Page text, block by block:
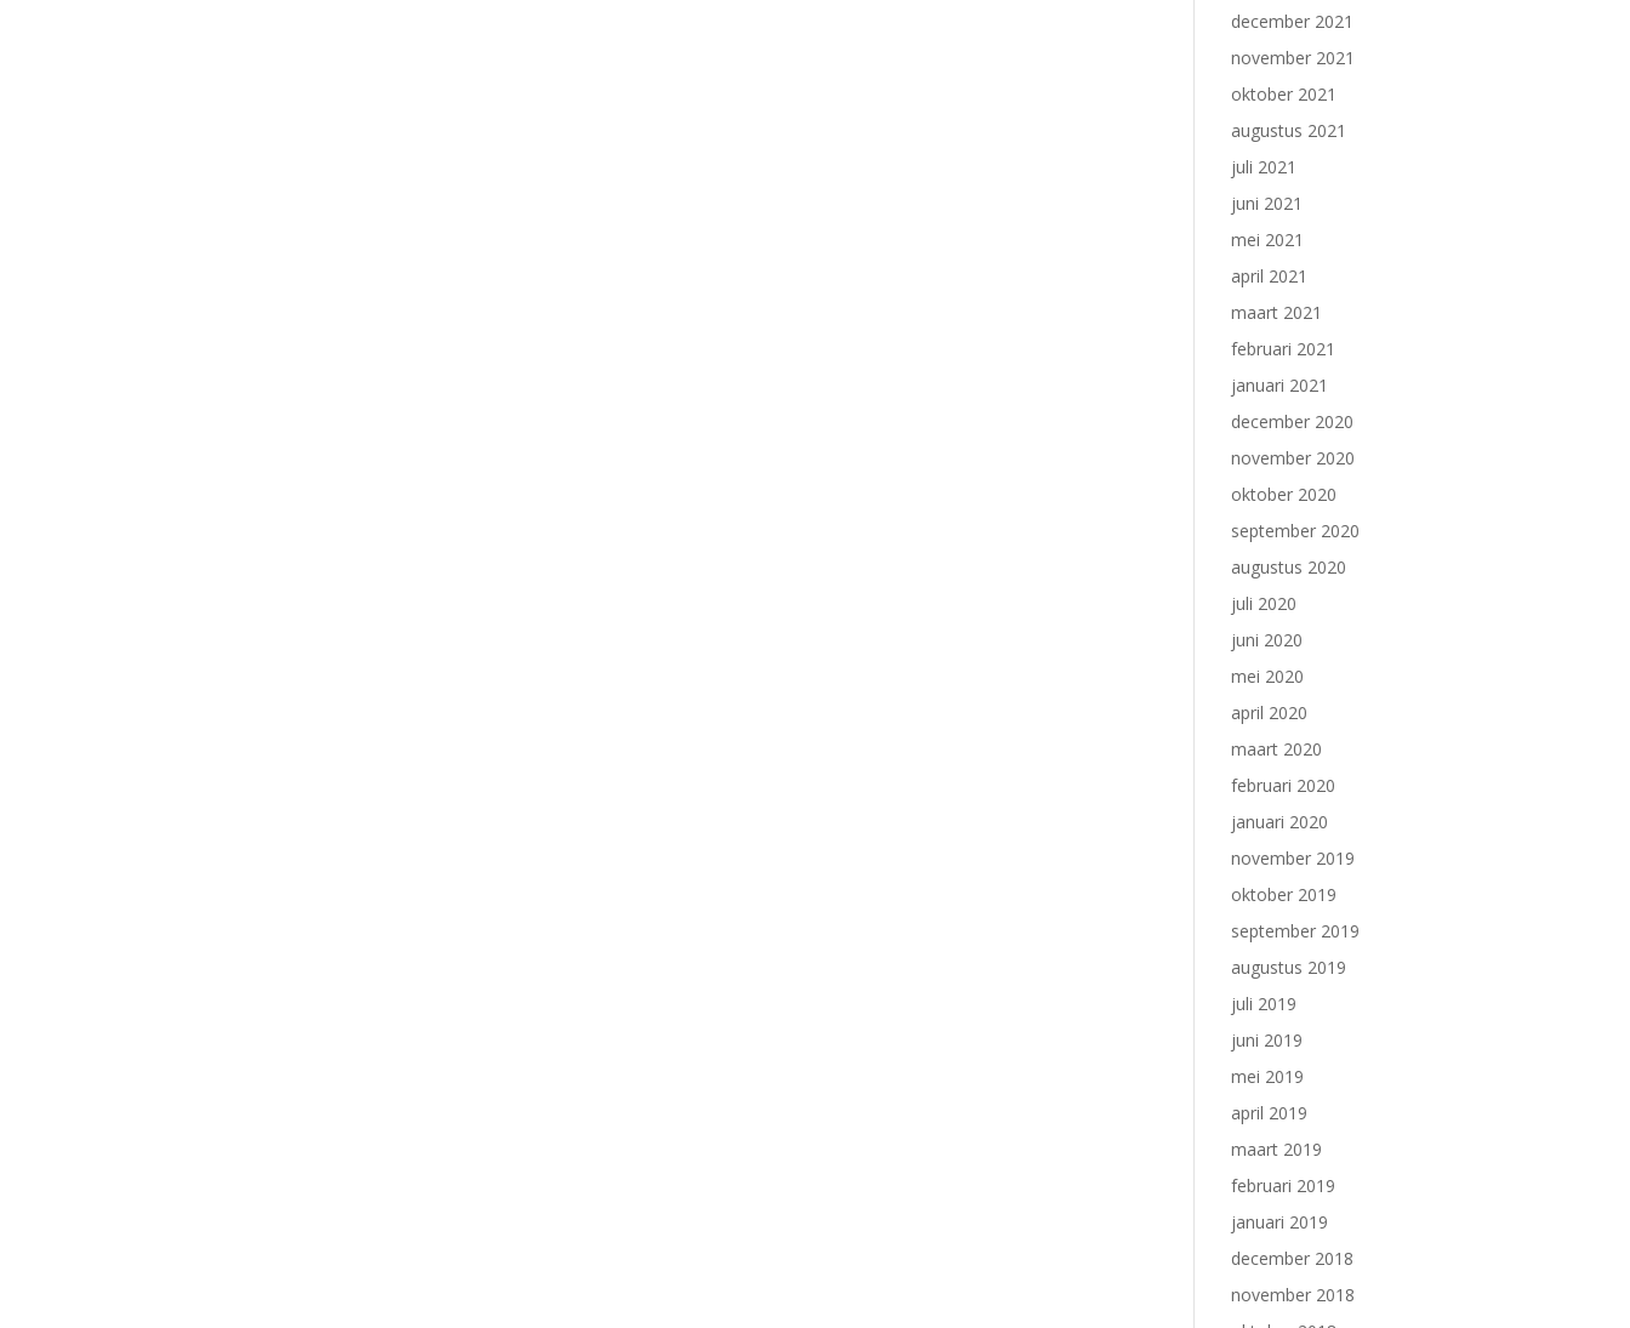
december 2021
november 2021
oktober 2021
augustus 2021
juli 2021
juni 2021
mei 2021
april 2021
maart 2021
februari 2021
januari 2021
december 2020
november 2020
oktober 2020
september 2020
augustus 2020
juli 2020
juni 2020
mei 2020
april 2020
maart 2020
februari 2020
januari 2020
november 2019
oktober 2019
september 2019
augustus 2019
juli 2019
juni 2019
mei 2019
april 2019
maart 2019
februari 2019
januari 2019
december 2018
november 2018